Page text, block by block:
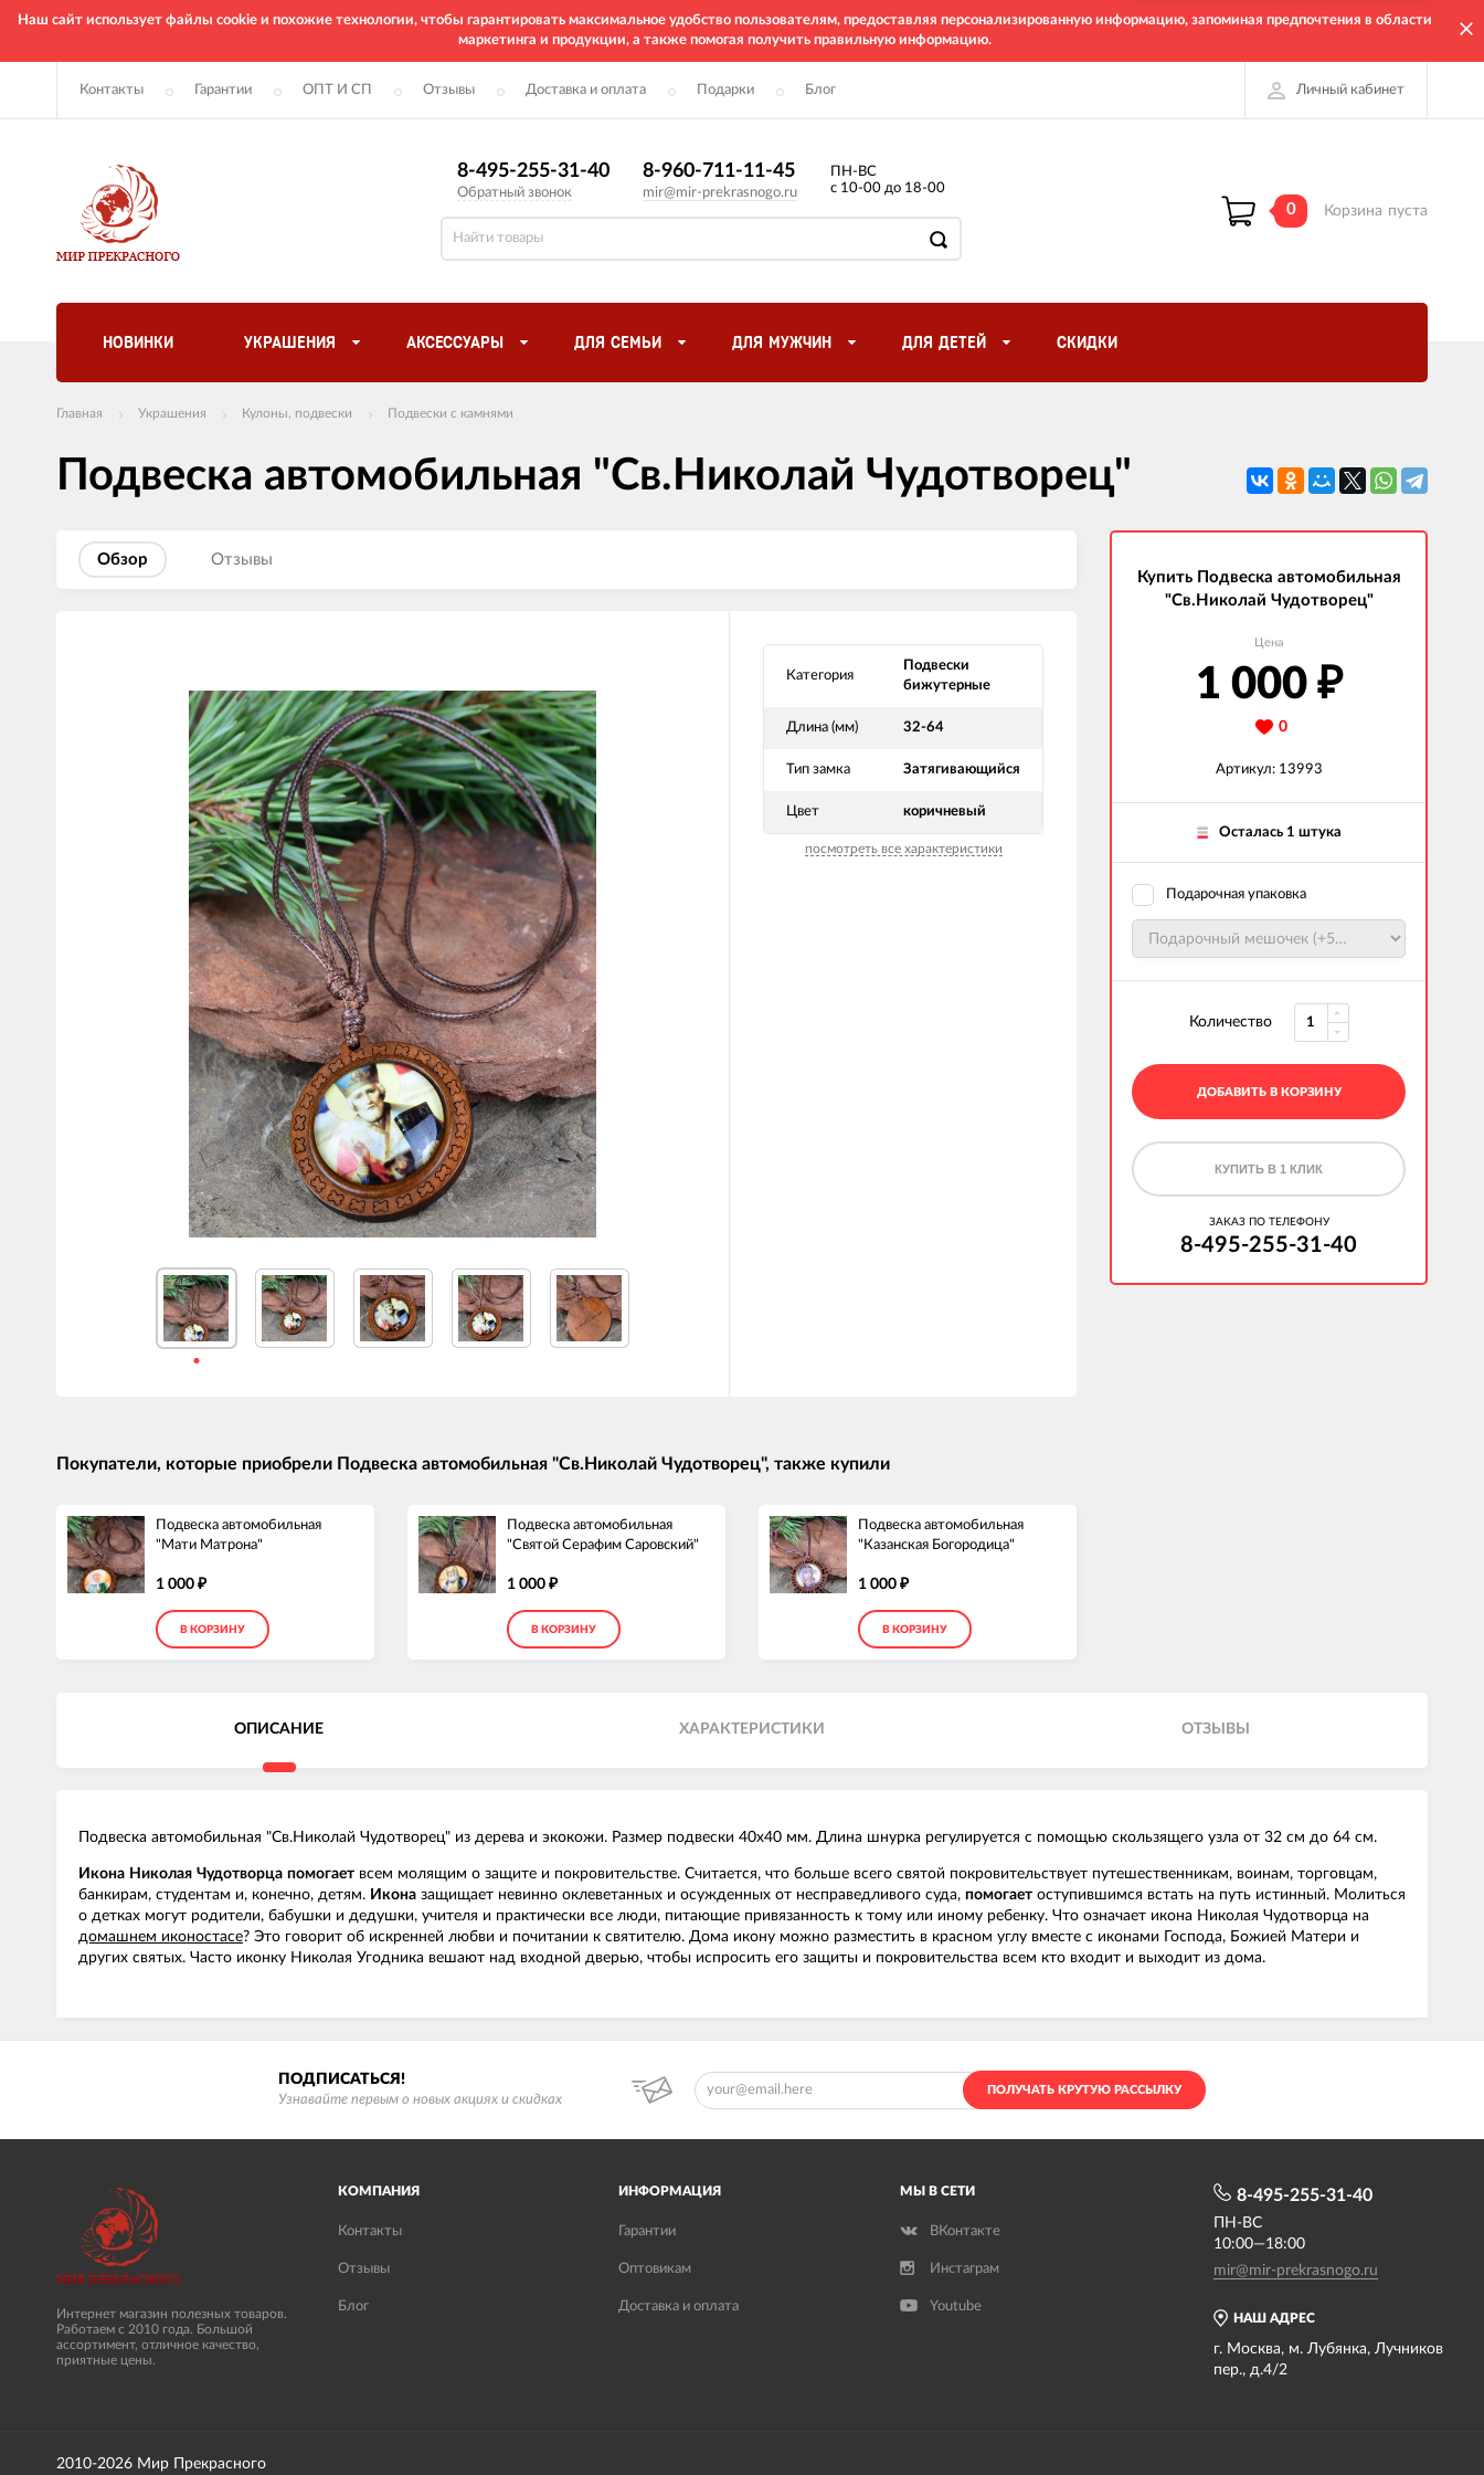
Наш сайт использует файлы cookie и похожие технологии, чтобы гарантировать максимальное удобство пользователям, предоставляя персонализированную информацию, запоминая предпочтения в области
маркетинга и продукции, а также помогая получить правильную информацию.
Контакты Гарантии ОПТ И СП Отзывы Доставка и оплата Подарки Блог Личный кабинет
8-495-255-31-40
Обратный звонок
8-960-711-11-45
mir@mir-prekrasnogo.ru
ПН-ВС
с 10-00 до 18-00
0 Корзина пуста
НОВИНКИ УКРАШЕНИЯ АКСЕССУАРЫ ДЛЯ СЕМЬИ ДЛЯ МУЖЧИН ДЛЯ ДЕТЕЙ СКИДКИ
Главная Украшения Кулоны, подвески Подвески с камнями
Подвеска автомобильная "Св.Николай Чудотворец"
Обзор Отзывы
Категория
Подвески
бижутерные
Длина (мм) 32-64
Тип замка Затягивающийся
Цвет коричневый
посмотреть все характеристики
Купить Подвеска автомобильная
"Св.Николай Чудотворец"
Цена
1 000 ₽
0
Артикул: 13993
Осталась 1 штука
Подарочная упаковка
Количество
ДОБАВИТЬ В КОРЗИНУ
КУПИТЬ В 1 КЛИК
ЗАКАЗ ПО ТЕЛЕФОНУ
8-495-255-31-40
Покупатели, которые приобрели Подвеска автомобильная "Св.Николай Чудотворец", также купили
Подвеска автомобильная
"Мати Матрона"
1 000 ₽
В КОРЗИНУ
Подвеска автомобильная
"Святой Серафим Саровский"
1 000 ₽
В КОРЗИНУ
Подвеска автомобильная
"Казанская Богородица"
1 000 ₽
В КОРЗИНУ
ОПИСАНИЕ ХАРАКТЕРИСТИКИ ОТЗЫВЫ
Подвеска автомобильная "Св.Николай Чудотворец" из дерева и экокожи. Размер подвески 40х40 мм. Длина шнурка регулируется с помощью скользящего узла от 32 см до 64 см.
Икона Николая Чудотворца помогает всем молящим о защите и покровительстве. Считается, что больше всего святой покровительствует путешественникам, воинам, торговцам,
банкирам, студентам и, конечно, детям. Икона защищает невинно оклеветанных и осужденных от несправедливого суда, помогает оступившимся встать на путь истинный. Молиться
о детках могут родители, бабушки и дедушки, учителя и практически все люди, питающие привязанность к тому или иному ребенку. Что означает икона Николая Чудотворца на
домашнем иконостасе? Это говорит об искренней любви и почитании к святителю. Дома икону можно разместить в красном углу вместе с иконами Господа, Божией Матери и
других святых. Часто иконку Николая Угодника вешают над входной дверью, чтобы испросить его защиты и покровительства всем кто входит и выходит из дома.
ПОДПИСАТЬСЯ!
Узнавайте первым о новых акциях и скидках
ПОЛУЧАТЬ КРУТУЮ РАССЫЛКУ
Интернет магазин полезных товаров.
Работаем с 2010 года. Большой
ассортимент, отличное качество,
приятные цены.
КОМПАНИЯ
Контакты
Отзывы
Блог
ИНФОРМАЦИЯ
Гарантии
Оптовикам
Доставка и оплата
МЫ В СЕТИ
ВКонтакте
Инстаграм
Youtube
НАШ АДРЕС
г. Москва, м. Лубянка, Лучников
пер., д.4/2
8-495-255-31-40
ПН-ВС
10:00—18:00
mir@mir-prekrasnogo.ru
2010-2026 Мир Прекрасного